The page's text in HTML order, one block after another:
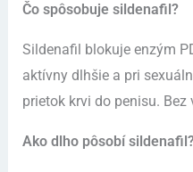
Čo spôsobuje sildenafil?
Sildenafil blokuje enzým
aktívny dlhšie a pri
prietok krvi do penisu. Bez
Ako dlho pôsobí